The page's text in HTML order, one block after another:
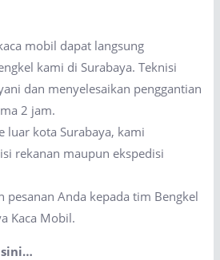
mobil dapat langsung
kami di Surabaya. Teknisi
dan menyelesaikan penggantian
2 jam.
luar kota Surabaya, kami
rekanan maupun ekspedisi
pesanan Anda kepada tim Bengkel
Kaca Mobil.